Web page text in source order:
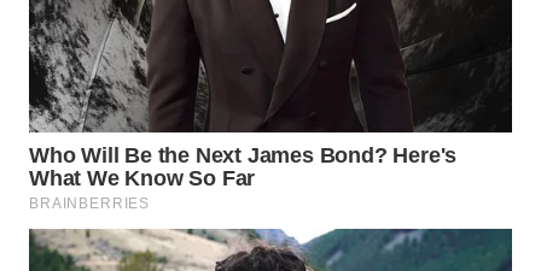
WN
DAIRI
WN
DANAU
TOBA
WN
NIAS